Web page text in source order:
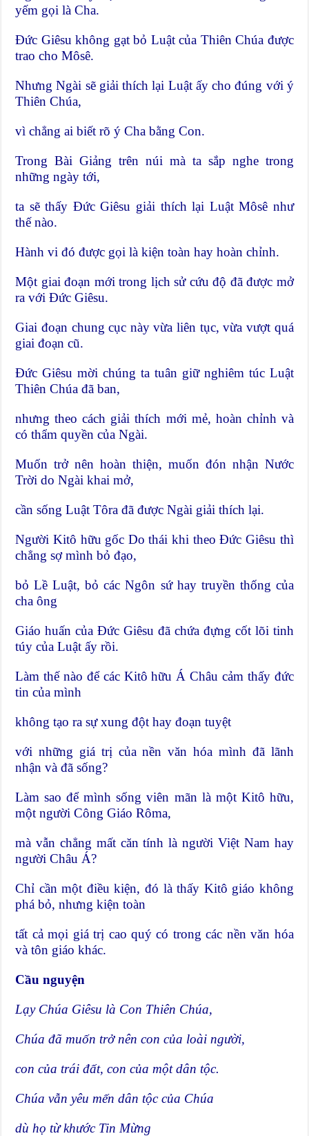
yếm gọi là Cha.
Đức Giêsu không gạt bỏ Luật của Thiên Chúa được
trao cho Môsê.
Nhưng Ngài sẽ giải thích lại Luật ấy cho đúng với ý
Thiên Chúa,
vì chẳng ai biết rõ ý Cha bằng Con.
Trong Bài Giảng trên núi mà ta sắp nghe trong
những ngày tới,
ta sẽ thấy Đức Giêsu giải thích lại Luật Môsê như
thế nào.
Hành vi đó được gọi là kiện toàn hay hoàn chỉnh.
Một giai đoạn mới trong lịch sử cứu độ đã được mở
ra với Đức Giêsu.
Giai đoạn chung cục này vừa liên tục, vừa vượt quá
giai đoạn cũ.
Đức Giêsu mời chúng ta tuân giữ nghiêm túc Luật
Thiên Chúa đã ban,
nhưng theo cách giải thích mới mẻ, hoàn chỉnh và
có thẩm quyền của Ngài.
Muốn trở nên hoàn thiện, muốn đón nhận Nước
Trời do Ngài khai mở,
cần sống Luật Tôra đã được Ngài giải thích lại.
Người Kitô hữu gốc Do thái khi theo Đức Giêsu thì
chẳng sợ mình bỏ đạo,
bỏ Lề Luật, bỏ các Ngôn sứ hay truyền thống của
cha ông
Giáo huấn của Đức Giêsu đã chứa đựng cốt lõi tinh
túy của Luật ấy rồi.
Làm thế nào để các Kitô hữu Á Châu cảm thấy đức
tin của mình
không tạo ra sự xung đột hay đoạn tuyệt
với những giá trị của nền văn hóa mình đã lãnh
nhận và đã sống?
Làm sao để mình sống viên mãn là một Kitô hữu,
một người Công Giáo Rôma,
mà vẫn chẳng mất căn tính là người Việt Nam hay
người Châu Á?
Chỉ cần một điều kiện, đó là thấy Kitô giáo không
phá bỏ, nhưng kiện toàn
tất cả mọi giá trị cao quý có trong các nền văn hóa
và tôn giáo khác.
Cầu nguyện
Lạy Chúa Giêsu là Con Thiên Chúa,
Chúa đã muốn trở nên con của loài người,
con của trái đất, con của một dân tộc.
Chúa vẫn yêu mến dân tộc của Chúa
dù họ từ khước Tin Mừng